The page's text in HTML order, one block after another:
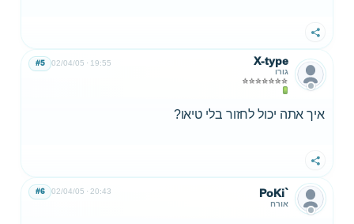
שתף
X-type
גורו
02/04/05 19:55
#5
איך אתה יכול לחזור בלי טיאו?
שתף
PoKi`
אורח
02/04/05 20:43
#6